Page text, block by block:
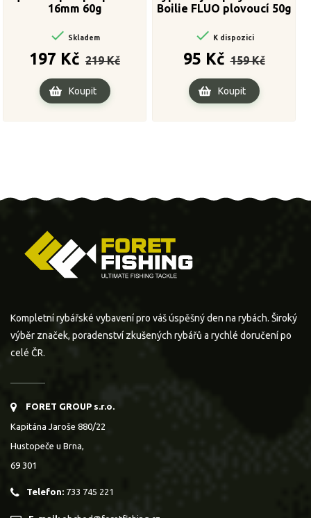
16mm 60g
 Skladem
197 Kč
cena
219 Kč
Koupit
Boilie FLUO plovoucí 50g
 K dispozici
95 Kč cena
159 Kč
Cena
Koupit
Kompletní rybářské vybavení pro váš úspěšný den na rybách. Široký
výběr značek, poradenství zkušených rybářů a rychlé doručení po
celé ČR.
FORET GROUP s.r.o.
Kapitána Jaroše 880/22
Hustopeče u Brna,
69 301
Telefon: 733 745 221